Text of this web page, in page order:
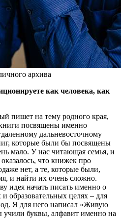
архива
как человека, как
пишет на тему родного края,
посвящены именно
дальневосточному
которые были бы посвящены
мало. У нас читающая семья, и
что книжек про
нет, а те, которые были,
и найти их очень сложно.
идея начать писать именно о
образовательных целях – для
Я для него написал «Живую
учили буквы, алфавит именно на